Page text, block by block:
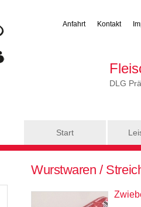
Anfahrt Kontakt
DLG
Start
Wurstwaren /